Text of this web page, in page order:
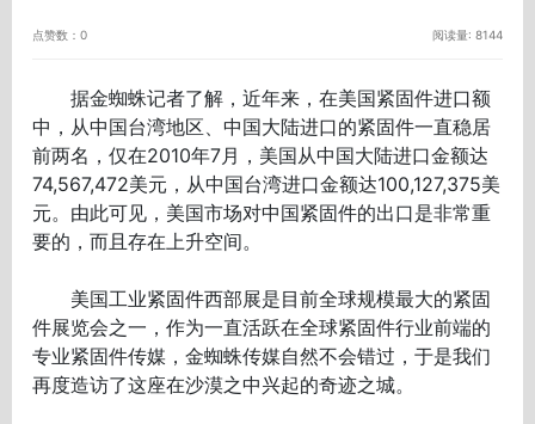
点赞数：0 阅读量: 8144
据金蜘蛛记者了解，近年来，在美国紧固件进口额
中，从中国台湾地区、中国大陆进口的紧固件一直稳居
前两名，仅在2010年7月，美国从中国大陆进口金额达
74,567,472美元，从中国台湾进口金额达100,127,375美
元。由此可见，美国市场对中国紧固件的出口是非常重
要的，而且存在上升空间。
美国工业紧固件西部展是目前全球规模最大的紧固
件展览会之一，作为一直活跃在全球紧固件行业前端的
专业紧固件传媒，金蜘蛛传媒自然不会错过，于是我们
再度造访了这座在沙漠之中兴起的奇迹之城。